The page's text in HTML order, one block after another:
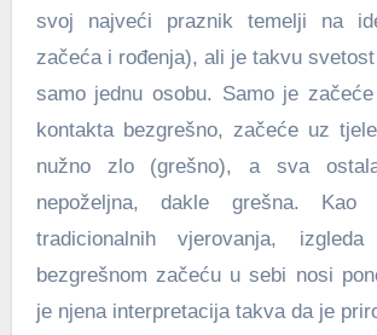
svoj najveći praznik temelji na
začeća i rođenja), ali je takvu
samo jednu osobu. Samo je
kontakta bezgrešno, začeće uz
nužno zlo (grešno), a sva
nepoželjna, dakle grešna.
tradicionalnih vjerovanja,
bezgrešnom začeću u sebi nosi
je njena interpretacija takva da je